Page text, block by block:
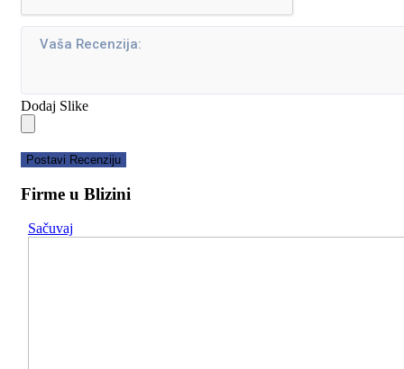
Dodaj Slike
Postavi Recenziju
Firme u Blizini
Sačuvaj